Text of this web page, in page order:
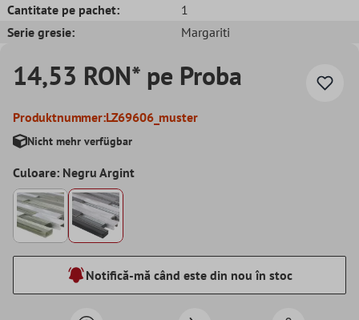
Cantitate pe pachet:
1
Serie gresie:
Margariti
14,53 RON* pe Proba
Produktnummer:LZ69606_muster
Nicht mehr verfügbar
Culoare: Negru Argint
Notifică-mă când este din nou în stoc